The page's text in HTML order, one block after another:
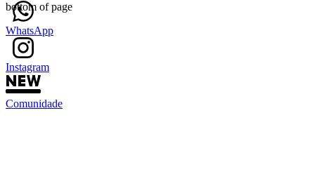
WhatsApp
Instagram
Comunidade
bottom of page